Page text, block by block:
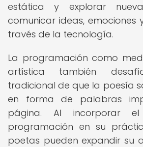
estática y explorar
comunicar ideas, emociones
través de la tecnología.
La programación como
artística también
tradicional de que la poesía
en forma de palabras
página. Al incorporar
programación en su
poetas pueden expandir su